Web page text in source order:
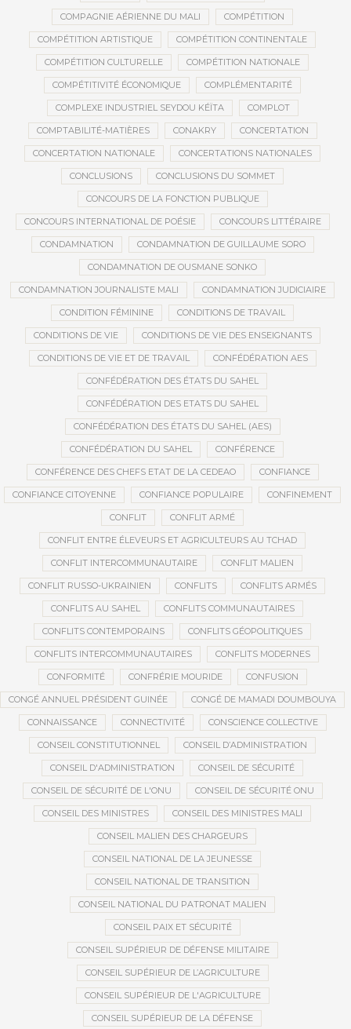
COMPAGNIE AÉRIENNE DU MALI COMPÉTITION
COMPÉTITION ARTISTIQUE COMPÉTITION CONTINENTALE
COMPÉTITION CULTURELLE COMPÉTITION NATIONALE
COMPÉTITIVITÉ ÉCONOMIQUE COMPLÉMENTARITÉ
COMPLEXE INDUSTRIEL SEYDOU KÉÏTA COMPLOT
COMPTABILITÉ-MATIÈRES CONAKRY CONCERTATION
CONCERTATION NATIONALE CONCERTATIONS NATIONALES
CONCLUSIONS CONCLUSIONS DU SOMMET
CONCOURS DE LA FONCTION PUBLIQUE
CONCOURS INTERNATIONAL DE POÉSIE CONCOURS LITTÉRAIRE
CONDAMNATION CONDAMNATION DE GUILLAUME SORO
CONDAMNATION DE OUSMANE SONKO
CONDAMNATION JOURNALISTE MALI CONDAMNATION JUDICIAIRE
CONDITION FÉMININE CONDITIONS DE TRAVAIL
CONDITIONS DE VIE CONDITIONS DE VIE DES ENSEIGNANTS
CONDITIONS DE VIE ET DE TRAVAIL CONFÉDÉRATION AES
CONFÉDÉRATION DES ÉTATS DU SAHEL
CONFÉDÉRATION DES ETATS DU SAHEL
CONFÉDÉRATION DES ÉTATS DU SAHEL (AES)
CONFÉDÉRATION DU SAHEL CONFÉRENCE
CONFÉRENCE DES CHEFS ETAT DE LA CEDEAO CONFIANCE
CONFIANCE CITOYENNE CONFIANCE POPULAIRE CONFINEMENT
CONFLIT CONFLIT ARMÉ
CONFLIT ENTRE ÉLEVEURS ET AGRICULTEURS AU TCHAD
CONFLIT INTERCOMMUNAUTAIRE CONFLIT MALIEN
CONFLIT RUSSO-UKRAINIEN CONFLITS CONFLITS ARMÉS
CONFLITS AU SAHEL CONFLITS COMMUNAUTAIRES
CONFLITS CONTEMPORAINS CONFLITS GÉOPOLITIQUES
CONFLITS INTERCOMMUNAUTAIRES CONFLITS MODERNES
CONFORMITÉ CONFRÉRIE MOURIDE CONFUSION
CONGÉ ANNUEL PRÉSIDENT GUINÉE CONGÉ DE MAMADI DOUMBOUYA
CONNAISSANCE CONNECTIVITÉ CONSCIENCE COLLECTIVE
CONSEIL CONSTITUTIONNEL CONSEIL D’ADMINISTRATION
CONSEIL D'ADMINISTRATION CONSEIL DE SÉCURITÉ
CONSEIL DE SÉCURITÉ DE L'ONU CONSEIL DE SÉCURITÉ ONU
CONSEIL DES MINISTRES CONSEIL DES MINISTRES MALI
CONSEIL MALIEN DES CHARGEURS
CONSEIL NATIONAL DE LA JEUNESSE
CONSEIL NATIONAL DE TRANSITION
CONSEIL NATIONAL DU PATRONAT MALIEN
CONSEIL PAIX ET SÉCURITÉ
CONSEIL SUPÉRIEUR DE DÉFENSE MILITAIRE
CONSEIL SUPÉRIEUR DE L’AGRICULTURE
CONSEIL SUPÉRIEUR DE L'AGRICULTURE
CONSEIL SUPÉRIEUR DE LA DÉFENSE